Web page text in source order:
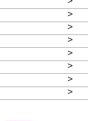
>
>
>
>
>
>
>